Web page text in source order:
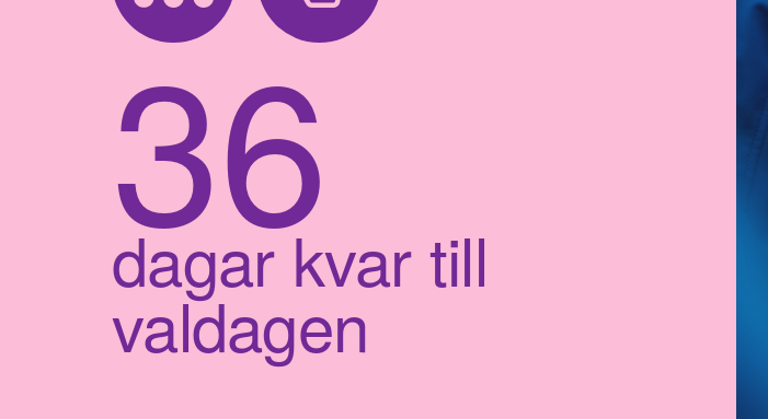
36
dagar kvar till
valdagen